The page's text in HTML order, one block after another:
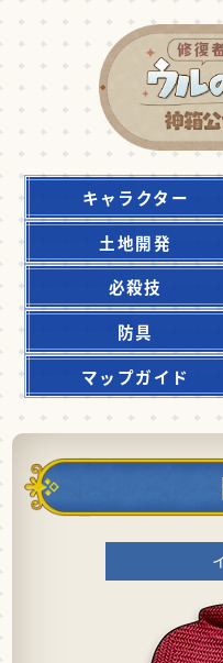
キャラクター
土地開発
必殺技
防具
マップガイド